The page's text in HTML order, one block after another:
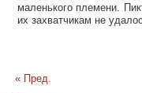
маленького племени.
их захватчикам не
« Пред.